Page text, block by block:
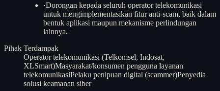
·Dorongan kepada seluruh operator telekomunikasi
untuk mengimplementasikan fitur anti-scam, baik dalam
bentuk aplikasi maupun mekanisme perlindungan
lainnya.
Pihak Terdampak
Operator telekomunikasi (Telkomsel, Indosat,
XLSmart)Masyarakat/konsumen pengguna layanan
telekomunikasiPelaku penipuan digital (scammer)Penyedia
solusi keamanan siber